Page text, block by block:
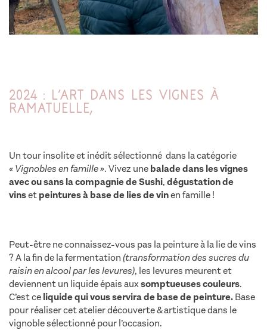
2024 : L’art dans les vignes à
Ramatuelle,
Un tour insolite et inédit sélectionné dans la catégorie
« Vignobles en famille ». Vivez unebalade dans les vignes
avec ou sans la compagnie de Sushi,dégustation de
vinsetpeintures à base de lies de vinen famille !
Peut-être ne connaissez-vous pas la peinture à la lie de vins
? A la fin de la fermentation(transformation des sucres du
raisin en alcool par les levures), les levures meurent et
deviennent un liquide épais auxsomptueuses couleurs.
C’est celiquide qui vous servira de base de peinture.Base
pour réaliser cet atelier découverte & artistique dans le
vignoble sélectionné pour l’occasion.